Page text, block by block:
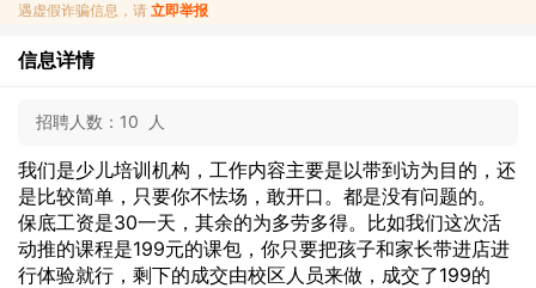
遇虚假诈骗信息，请 立即举报
信息详情
招聘人数： 10 人
我们是少儿培训机构，工作内容主要是以带到访为目的，还
是比较简单，只要你不怯场，敢开口。都是没有问题的。
保底工资是30一天，其余的为多劳多得。比如我们这次活
动推的课程是199元的课包，你只要把孩子和家长带进店进
行体验就行，剩下的成交由校区人员来做，成交了199的